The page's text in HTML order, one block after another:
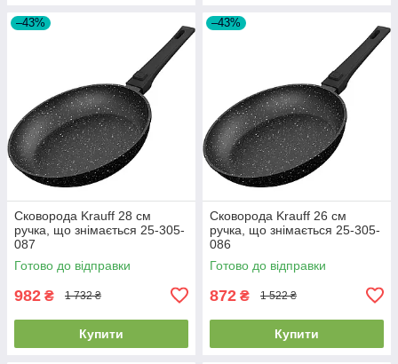
–43%
Сковорода Krauff 28 см
ручка, що знімається 25-305-
087
Готово до відправки
982 ₴ 1 732 ₴
Купити
–43%
Сковорода Krauff 26 см
ручка, що знімається 25-305-
086
Готово до відправки
872 ₴ 1 522 ₴
Купити